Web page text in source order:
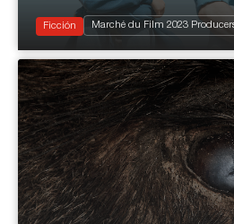
100'
Drama
Ficción Marché du Film 2023